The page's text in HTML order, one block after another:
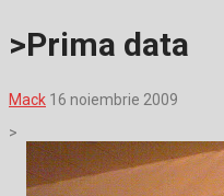
>Prima data
Mack 16 noiembrie 2009
>